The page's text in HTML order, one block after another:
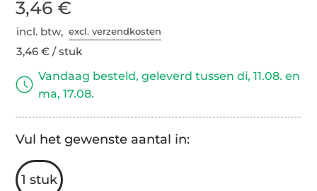
3,46 €
incl. btw,excl. verzendkosten
3,46 € / stuk
Vandaag besteld, geleverd tussen di, 11.08. en
ma, 17.08.
Vul het gewenste aantal in:
1 stuk